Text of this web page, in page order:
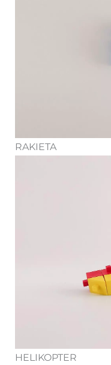
RAKIETA
HELIKOPTER